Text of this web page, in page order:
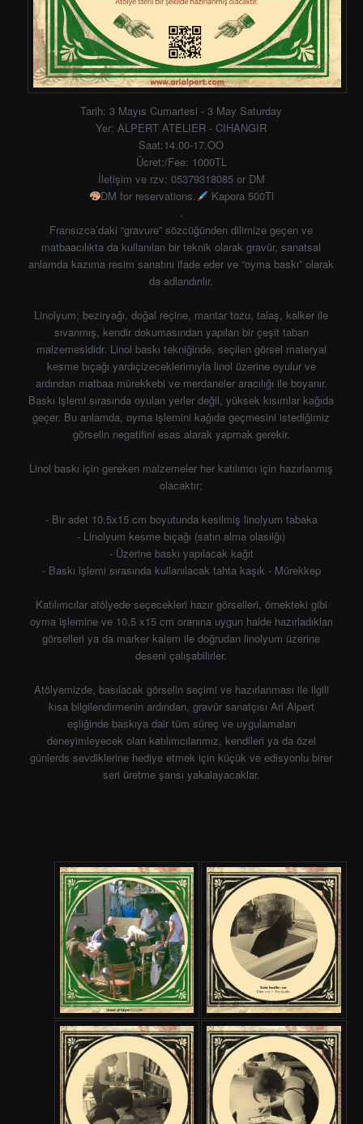
Tarih: 3 Mayıs Cumartesi - 3 May Saturday
Yer: ALPERT ATELIER - CIHANGIR
Saat:14.00-17.OO
Ücret:/Fee: 1000TL
İletişim ve rzv: 05379318085 or DM
DM for reservations.
Kapora 500Tl
.
Fransızca’daki “gravure” sözcüğünden dilimize geçen ve
matbaacılıkta da kullanılan bir teknik olarak gravür, sanatsal
anlamda kazıma resim sanatını ifade eder ve “oyma baskı” olarak
da adlandırılır.
Linolyum; beziryağı, doğal reçine, mantar tozu, talaş, kalker ile
sıvanmış, kendir dokumasından yapılan bir çeşit taban
malzemesididr. Linol baskı tekniğinde, seçilen görsel materyal
kesme bıçağı yardıçizeceklerimıyla linol üzerine oyulur ve
ardından matbaa mürekkebi ve merdaneler aracılığı ile boyanır.
Baskı işlemi sırasında oyulan yerler değil, yüksek kısımlar kağıda
geçer. Bu anlamda, oyma işlemini kağıda geçmesini istediğimiz
görselin negatifini esas alarak yapmak gerekir.
Linol baskı için gereken malzemeler her katılımcı için hazırlanmış
olacaktır;
- Bir adet 10.5x15 cm boyutunda kesilmiş linolyum tabaka
- Linolyum kesme bıçağı (satın alma olasılğı)
- Üzerine baskı yapılacak kağıt
- Baskı işlemi sırasında kullanılacak tahta kaşık - Mürekkep
Katılımcılar atölyede seçecekleri hazır görselleri, örnekteki gibi
oyma işlemine ve 10.5 x15 cm oranına uygun halde hazırladıkları
görselleri ya da marker kalem ile doğrudan linolyum üzerine
deseni çalışabilirler.
Atölyemizde, basılacak görselin seçimi ve hazırlanması ile ilgili
kısa bilgilendirmenin ardından, gravür sanatçısı Ari Alpert
eşliğinde baskıya dair tüm süreç ve uygulamaları
deneyimleyecek olan katılımcılarımız, kendileri ya da özel
günlerds sevdiklerine hediye etmek için küçük ve edisyonlu birer
seri üretme şansı yakalayacaklar.